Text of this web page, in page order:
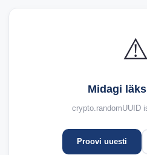
⚠️
Midagi
crypto.randomUUID
Proovi uuesti